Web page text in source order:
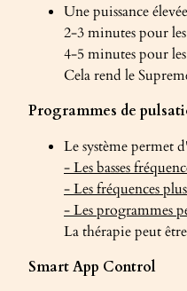
Une puissance
2-3 minutes pour
4-5 minutes pour
Cela rend le
Programmes de
Le système permet
- Les basses
- Les fréquences
- Les programmes
La thérapie peut
Smart App Control